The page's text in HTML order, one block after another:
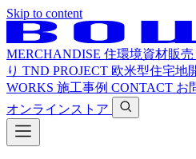
Skip to content
MERCHANDISE 住環境資材販売
り TND PROJECT 欧米型住宅地
WORKS 施工事例 CONTACT お
オンラインストア